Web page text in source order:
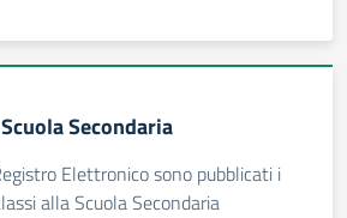
Secondaria
Elettronico sono pubblicati i
alla Scuola Secondaria